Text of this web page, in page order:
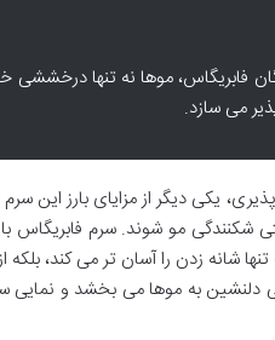
فابریگاس، موها نه تنها درخششی
می سازد.
یکی دیگر از مزایای بارز این
شکنندگی مو شوند. سرم فابریگاس
تنها شانه زدن را آسان تر می
دلنشین به موها می بخشد و نمایی